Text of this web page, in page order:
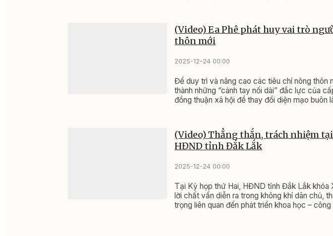
(Video) Ea Phê phát huy vai trò
thôn mới
2025-12-24 00:00
Để duy trì và nâng cao các tiêu chí nông
thành những “cánh tay nối dài” đắc lực của
đồng thuận xã hội để thay đổi diện mạo buôn
(Video) Thẳng thắn, trách nhiệm
HĐND tỉnh Đắk Lắk
2025-12-24 00:00
Tại Kỳ họp thứ Hai, HĐND tỉnh Đắk Lắk khóa
lời chất vấn diễn ra trong không khí dân chủ,
trọng liên quan đến phát triển khoa học –